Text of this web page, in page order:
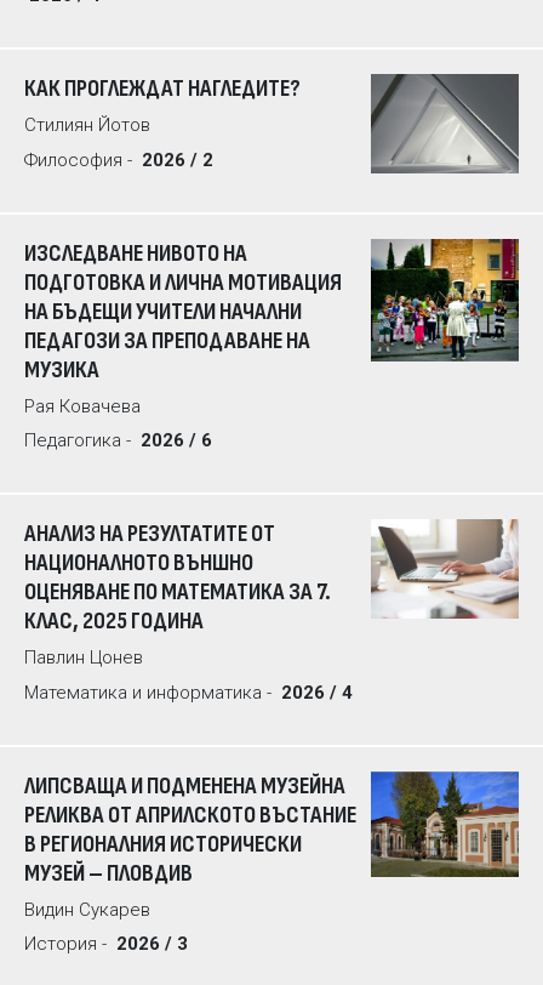
КАК ПРОГЛЕЖДАТ НАГЛЕДИТЕ?
Стилиян Йотов
Философия - 2026 / 2
ИЗСЛЕДВАНЕ НИВОТО НА
ПОДГОТОВКА И ЛИЧНА МОТИВАЦИЯ
НА БЪДЕЩИ УЧИТЕЛИ НАЧАЛНИ
ПЕДАГОЗИ ЗА ПРЕПОДАВАНЕ НА
МУЗИКА
Рая Ковачева
Педагогика - 2026 / 6
АНАЛИЗ НА РЕЗУЛТАТИТЕ ОТ
НАЦИОНАЛНОТО ВЪНШНО
ОЦЕНЯВАНЕ ПО МАТЕМАТИКА ЗА 7.
КЛАС, 2025 ГОДИНА
Павлин Цонев
Математика и информатика - 2026 / 4
ЛИПСВАЩА И ПОДМЕНЕНА МУЗЕЙНА
РЕЛИКВА ОТ АПРИЛСКОТО ВЪСТАНИЕ
В РЕГИОНАЛНИЯ ИСТОРИЧЕСКИ
МУЗЕЙ – ПЛОВДИВ
Видин Сукарев
История - 2026 / 3